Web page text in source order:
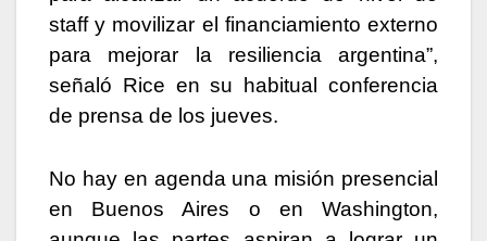
staff y movilizar el financiamiento externo
para mejorar la resiliencia argentina”,
señaló Rice en su habitual conferencia
de prensa de los jueves.
No hay en agenda una misión presencial
en Buenos Aires o en Washington,